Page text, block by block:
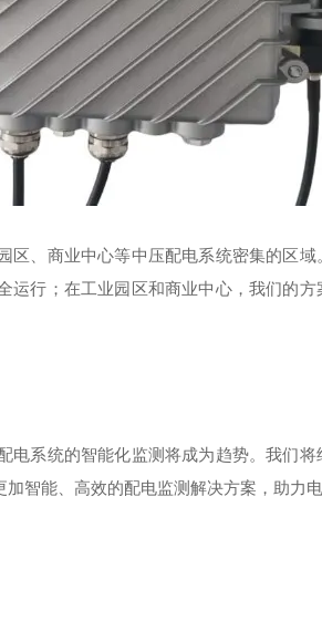
、商业中心等中压配电系统密集的区
行；在工业园区和商业中心，我们的
电系统的智能化监测将成为趋势。我们
智能、高效的配电监测解决方案，助力